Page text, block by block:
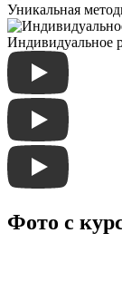
Уникальная
Индивидуальное
Фото с